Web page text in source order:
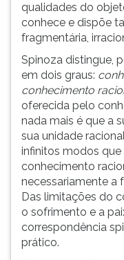
qualidades do
conhece e dispõe
fragmentária,
Spinoza distingue,
em dois graus:
conhecimento
oferecida pelo
nada mais é que a
sua unidade
infinitos modos que
conhecimento
necessariamente a
Das limitações do
o sofrimento e a
correspondência
prático.